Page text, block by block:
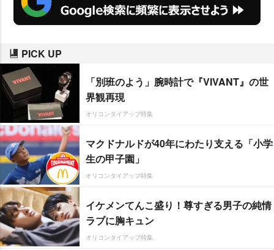
PICK UP
「別班のよう」腕時計で『VIVANT』の世
界観再現
オリコンタイアップ特集
マクドナルドが40年にわたり支える「小学
生の甲子園」
オリコンタイアップ特集
イケメンてんこ盛り！尊すぎる男子の純情
ラブに胸キュン
オリコンタイアップ特集